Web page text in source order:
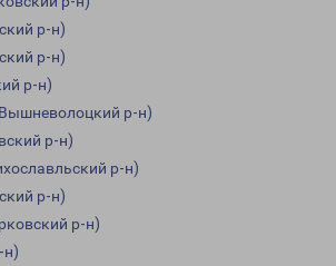
р-н)
р-н)
р-н)
р-н)
р-н)
р-н)
р-н)
р-н)
н)